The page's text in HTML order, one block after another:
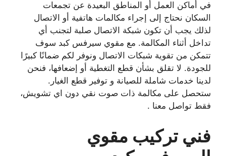
في أماكن العمل أو المناطق البعيدة عن تجمعات
السكان نحتاج إلى إجراء مكالمات هاتفية أو الاتصال
لذلك يجب أن تكون شبكة الاتصال صلبة لتجنب أي
تداخل أثناء المكالمة. مع مقوي سيرفس كبد سوف
تتمكن من تقوية شبكات الاتصال ونوفر لكم ضمانًا كبيرًا
للجودة. لا تقلق بشأن قطع التغطية أو إضعافها، فنحن
لدينا خدمات شاملة للصيانة و توفير قطع الغيار.
ستحصل على مكالمة ذات صوت نقي دون اي تشويش،
فقط تواصل معنا .
فني تركيب مقوي